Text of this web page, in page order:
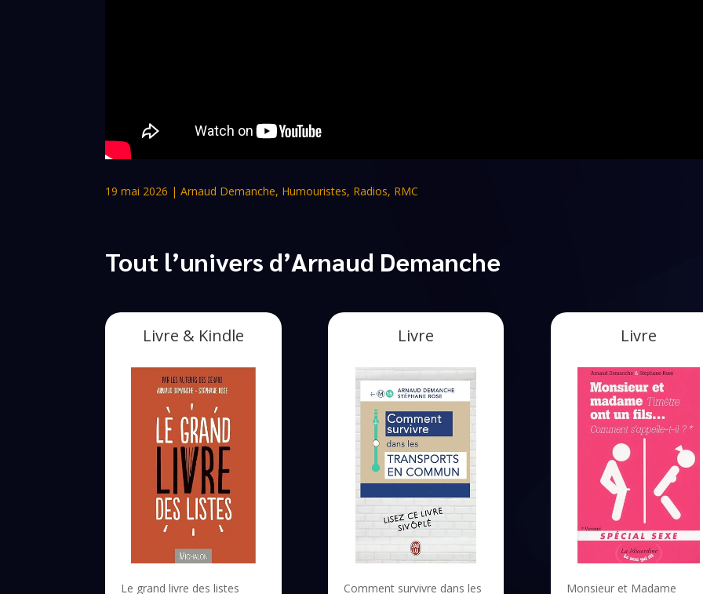
19 mai 2026 |Arnaud Demanche, Humouristes, Radios, RMC
Tout l’univers d’Arnaud Demanche
Livre & Kindle
Le grand livre des listes
Livre
Comment survivre dans les
Livre
Monsieur et Madame